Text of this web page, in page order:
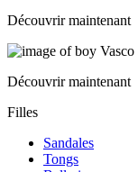
Découvrir maintenant
Découvrir maintenant
Filles
Sandales
Tongs